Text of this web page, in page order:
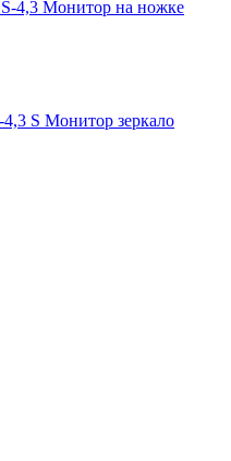
Монитор на ножке
Монитор зеркало